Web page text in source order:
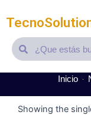
SearchSearch
Inicio
Showing the